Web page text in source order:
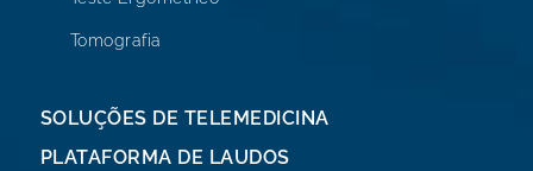
Tomografia
SOLUÇÕES DE TELEMEDICINA
PLATAFORMA DE LAUDOS